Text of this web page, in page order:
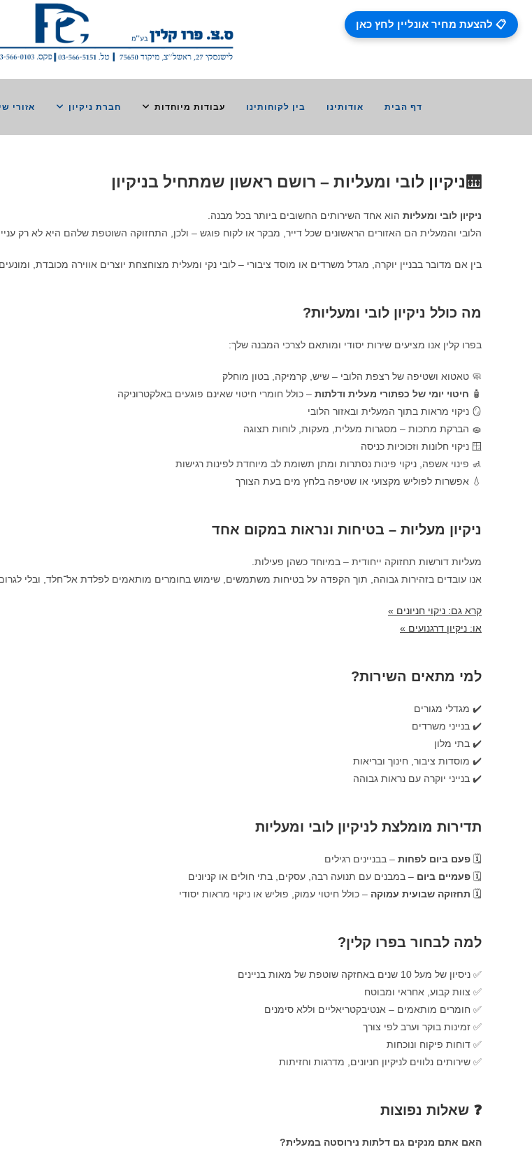
דף הבית אודותינו בין לקוחותינו עבודות מיוחדות חברת ניקיון אזורי
🛗ניקיון לובי ומעליות – רושם ראשון שמתחיל בניקיון
ניקיון לובי ומעליות הוא אחד השירותים החשובים ביותר בכל מבנה.
הלובי והמעלית הם האזורים הראשונים שכל דייר, מבקר או לקוח פוגש – ולכן, התחזוקה השוטפת שלהם היא לא רק
בין אם מדובר בבניין יוקרה, מגדל משרדים או מוסד ציבורי – לובי נקי ומעלית מצוחצחת יוצרים אווירה מכובדת,
מה כולל ניקיון לובי ומעליות?
בפרו קלין אנו מציעים שירות יסודי ומותאם לצרכי המבנה שלך:
🧼 טאטוא ושטיפה של רצפת הלובי – שיש, קרמיקה, בטון מוחלק
🧴 חיטוי יומי של כפתורי מעלית ודלתות – כולל חומרי חיטוי שאינם פוגעים באלקטרוניקה
🪞 ניקוי מראות בתוך המעלית ובאזור הלובי
🧽 הברקת מתכות – מסגרות מעלית, מעקות, לוחות תצוגה
🪟 ניקוי חלונות וזכוכיות כניסה
🚮 פינוי אשפה, ניקוי פינות נסתרות ומתן תשומת לב מיוחדת לפינות רגישות
💧 אפשרות לפוליש מקצועי או שטיפה בלחץ מים בעת הצורך
ניקיון מעליות – בטיחות ונראות במקום אחד
מעליות דורשות תחזוקה ייחודית – במיוחד כשהן פעילות.
אנו עובדים בזהירות גבוהה, תוך הקפדה על בטיחות משתמשים, שימוש בחומרים מותאמים לפלדת אל־חלד, ובלי לגרום
קרא גם: ניקוי חניונים »
או: ניקיון דרגנועים »
למי מתאים השירות?
✔️ מגדלי מגורים
✔️ בנייני משרדים
✔️ בתי מלון
✔️ מוסדות ציבור, חינוך ובריאות
✔️ בנייני יוקרה עם נראות גבוהה
תדירות מומלצת לניקיון לובי ומעליות
🗓 פעם ביום לפחות – בבניינים רגילים
🗓 פעמיים ביום – במבנים עם תנועה רבה, עסקים, בתי חולים או קניונים
🗓 תחזוקה שבועית עמוקה – כולל חיטוי עמוק, פוליש או ניקוי מראות יסודי
למה לבחור בפרו קלין?
✅ ניסיון של מעל 10 שנים באחזקה שוטפת של מאות בניינים
✅ צוות קבוע, אחראי ומבוטח
✅ חומרים מותאמים – אנטיבקטריאליים וללא סימנים
✅ זמינות בוקר וערב לפי צורך
✅ דוחות פיקוח ונוכחות
✅ שירותים נלווים לניקיון חניונים, מדרגות וחזיתות
❓ שאלות נפוצות
האם אתם מנקים גם דלתות נירוסטה במעלית?
📋 להצעת מחיר אונליין לחץ כאן